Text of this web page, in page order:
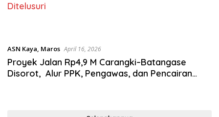
Ditelusuri
ASN Kaya, Maros April 16, 2026
Proyek Jalan Rp4,9 M Carangki–Batangase
Disorot, Alur PPK, Pengawas, dan Pencairan